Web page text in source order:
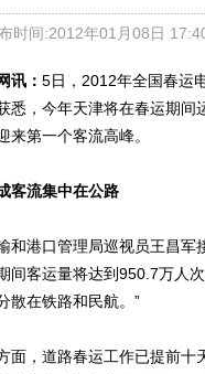
时间:2012年01月08日
讯： 5日，2012年全国春运
悉，今年天津将在春运期
来第一个客流高峰。
客流集中在公路
港口管理局巡视员王昌军
间客运量将达到950.7万人
散在铁路和民航。”
，道路春运工作已提前十